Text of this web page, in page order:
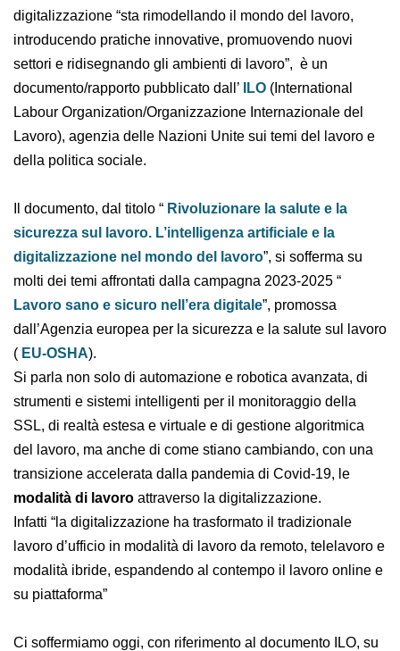
A ricordarlo, partendo dalla constatazione che la
digitalizzazione “sta rimodellando il mondo del lavoro,
introducendo pratiche innovative, promuovendo nuovi
settori e ridisegnando gli ambienti di lavoro”, è un
documento/rapporto pubblicato dall’ILO
(International Labour Organization/Organizzazione
Internazionale del Lavoro), agenzia delle Nazioni Unite
Il documento, dal titolo “Rivoluzionare la salute e la
sicurezza sul lavoro. L’intelligenza artificiale e la
digitalizzazione nel mondo del lavoro”, si sofferma
su molti dei temi affrontati dalla campagna 2023-2025 “
Lavoro sano e sicuro nell’era digitale”, promossa
dall’Agenzia europea per la sicurezza e la salute sul
lavoro (EU-OSHA).
Si parla non solo di automazione e robotica avanzata,
di strumenti e sistemi intelligenti per il monitoraggio
della SSL, di realtà estesa e virtuale e di gestione
algoritmica del lavoro, ma anche di come stiano
cambiando, con una transizione accelerata dalla
pandemia di Covid-19, lemodalità di lavoroattraverso
la digitalizzazione.
Infatti “la digitalizzazione ha trasformato il tradizionale
lavoro d’ufficio in modalità di lavoro da remoto,